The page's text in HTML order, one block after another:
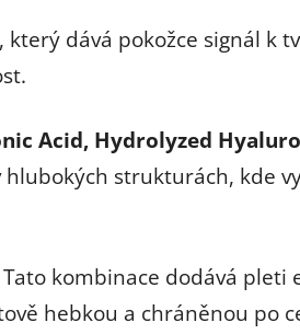
dává pokožce signál k
Acid, Hydrolyzed
strukturách, kde
Tato kombinace dodává pleti
hebkou a chráněnou po